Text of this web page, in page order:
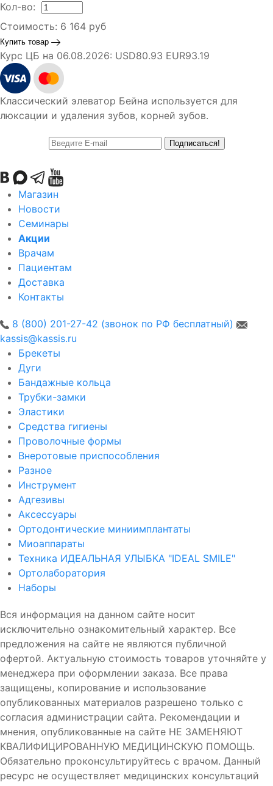
Кол-во:
Стоимость: 6 164 руб
Купить товар
Курс ЦБ на 06.08.2026: USD80.93 EUR93.19
Классический элеватор Бейна используется для
люксации и удаления зубов, корней зубов.
Подписаться!
Магазин
Новости
Семинары
Акции
Врачам
Пациентам
Доставка
Контакты
8 (800) 201-27-42 (звонок по РФ бесплатный)
kassis@kassis.ru
Брекеты
Дуги
Бандажные кольца
Трубки-замки
Эластики
Средства гигиены
Проволочные формы
Внеротовые приспособления
Разное
Инструмент
Адгезивы
Аксессуары
Ортодонтические миниимплантаты
Миоаппараты
Техника ИДЕАЛЬНАЯ УЛЫБКА "IDEAL SMILE"
Ортолаборатория
Наборы
Вся информация на данном сайте носит
исключительно ознакомительный характер. Все
предложения на сайте не являются публичной
офертой. Актуальную стоимость товаров уточняйте у
менеджера при оформлении заказа. Все права
защищены, копирование и использование
опубликованных материалов разрешено только с
согласия администрации сайта. Рекомендации и
мнения, опубликованные на сайте НЕ ЗАМЕНЯЮТ
КВАЛИФИЦИРОВАННУЮ МЕДИЦИНСКУЮ ПОМОЩЬ.
Обязательно проконсультируйтесь с врачом. Данный
ресурс не осуществляет медицинских консультаций